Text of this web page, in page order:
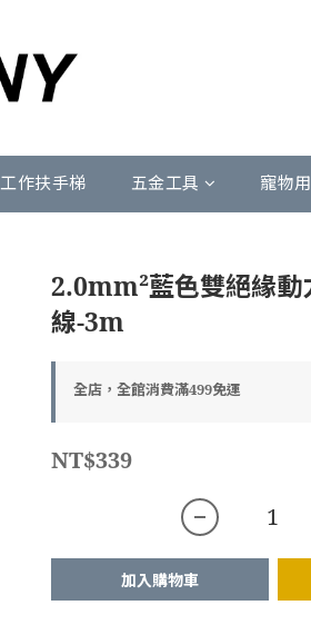
工作扶手梯 五金工具 寵物
2.0mm²藍色雙絕緣動
線-3m
全店，全館消費滿499免運
NT$339
加入購物車